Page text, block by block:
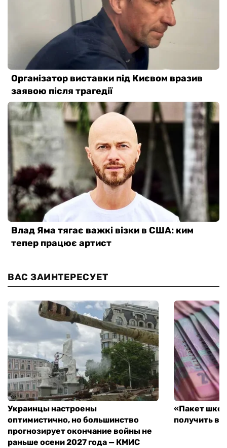
ВАС ЗАИНТЕРЕСУЕТ
Украинцы настроены
оптимистично, но большинство
прогнозирует окончание войны не
раньше осени 2027 года — КМИС
«Пакет
получить